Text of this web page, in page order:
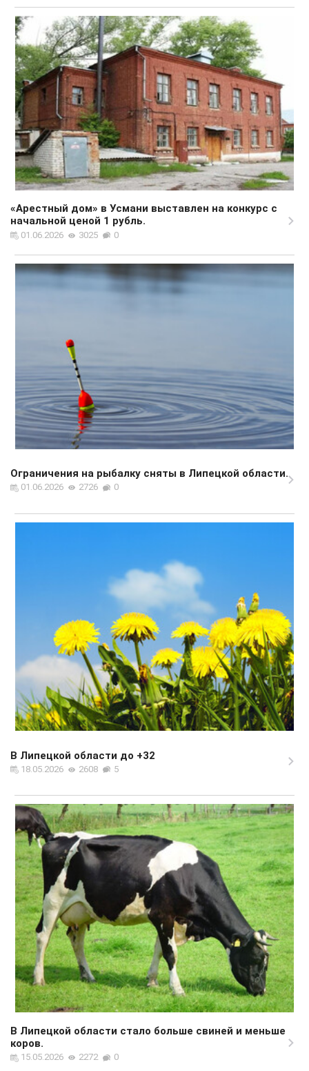
«Арестный дом» в Усмани выставлен на конкурс с
начальной ценой 1 рубль.
01.06.2026 3025 0
Ограничения на рыбалку сняты в Липецкой области.
01.06.2026 2726 0
В Липецкой области до +32
18.05.2026 2608 5
В Липецкой области стало больше свиней и меньше
коров.
15.05.2026 2272 0